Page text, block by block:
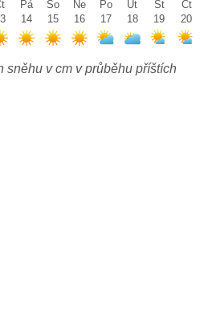
Pá
14
So
15
Ne
16
Po
17
Út
18
St
19
Čt
20
sněhu v cm v průběhu příštích